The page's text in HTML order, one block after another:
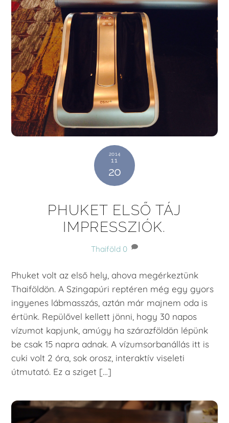
2014
11
20
PHUKET ELSŐ TÁJ
IMPRESSZIÓK.
Thaiföld 0
Phuket volt az első hely, ahova megérkeztünk
Thaiföldön. A Szingapúri reptéren még egy gyors
ingyenes lábmasszás, aztán már majnem oda is
értünk. Repülővel kellett jönni, hogy 30 napos
vízumot kapjunk, amúgy ha szárazföldön lépünk
be csak 15 napra adnak. A vízumsorbanállás itt is
cuki volt 2 óra, sok orosz, interaktív viseleti
útmutató. Ez a sziget […]